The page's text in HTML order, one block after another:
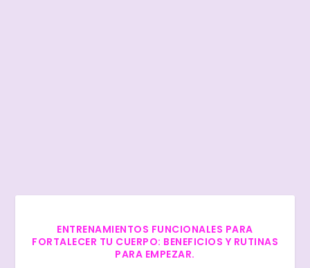
ENTRENAMIENTOS FUNCIONALES PARA
FORTALECER TU CUERPO: BENEFICIOS Y RUTINAS
PARA EMPEZAR.